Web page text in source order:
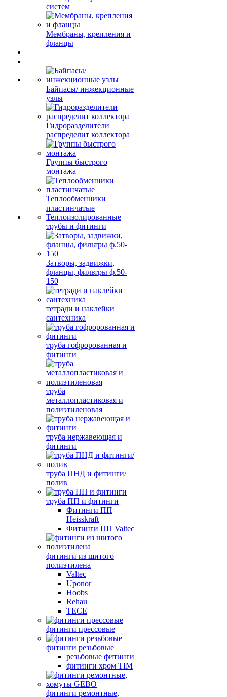
систем
Мембраны, крепления и
фланцы
Байпасы/ инжекционные
узлы
Гидроразделители
распределит коллектора
Группы быстрого
монтажа
Теплообменники
пластинчатые
Теплоизолированные
трубы и фитинги
Затворы, задвижки,
фланцы, фильтры ф.50-
150
тетради и наклейки
сантехника
труба гофророванная и
фитинги
труба
металлопластиковая и
полиэтиленовая
труба нержавеющая и
фитинги
труба ПНД и фитинги/
полив
труба ПП и фитинги
Фитинги ПП
Heisskraft
Фитинги ПП Valtec
фитинги из шитого
полиэтилена
Valtec
Uponor
Hoobs
Rehau
TECE
фитинги прессовые
фитинги резьбовые
резьбовые фитинги
фитинги хром TIM
фитинги ремонтные,